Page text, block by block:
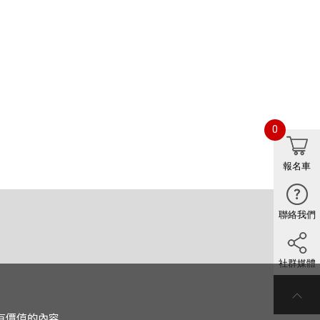
報名車
0
聯絡我們
社群媒體